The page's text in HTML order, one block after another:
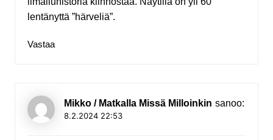
lentänyttä ”härveliä”.
Vastaa
Mikko / Matkalla Missä Milloinkin sanoo:
8.2.2024 22:53